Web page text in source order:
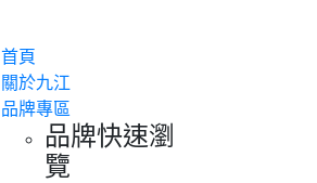
首頁
關於九江
品牌專區
品牌快速瀏
覽